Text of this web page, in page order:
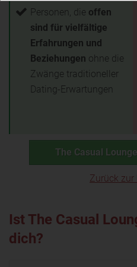
Personen, die offen
sind für vielfältige
Erfahrungen und
Beziehungen ohne die
Zwänge traditioneller
Dating-Erwartungen
The Casual
Zurück zur
Ist The Casual
dich?